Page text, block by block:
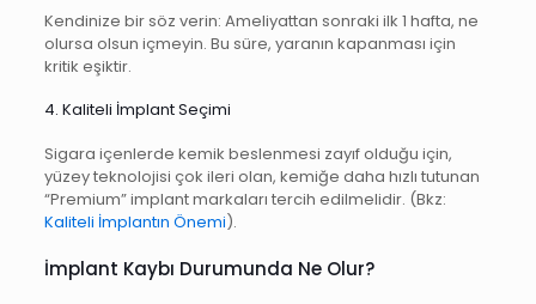
Kendinize bir söz verin: Ameliyattan sonraki ilk 1 hafta, ne
olursa olsun içmeyin. Bu süre, yaranın kapanması için
kritik eşiktir.
4. Kaliteli İmplant Seçimi
Sigara içenlerde kemik beslenmesi zayıf olduğu için,
yüzey teknolojisi çok ileri olan, kemiğe daha hızlı tutunan
“Premium” implant markaları tercih edilmelidir. (Bkz:
Kaliteli İmplantın Önemi).
İmplant Kaybı Durumunda Ne Olur?